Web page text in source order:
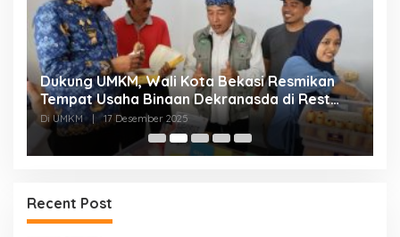
Dukung UMKM, Wali Kota Bekasi Resmikan
Tempat Usaha Binaan Dekranasda di Rest
Area KM 6B Jakarta Cikampek
Di UMKM 17 Desember 2025
Recent Post